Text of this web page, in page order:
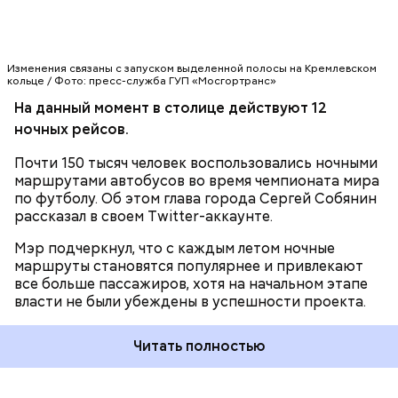
Изменения связаны с запуском выделенной полосы на Кремлевском
кольце / Фото: пресс-служба ГУП «Мосгортранс»
На данный момент в столице действуют 12
ночных рейсов.
Почти 150 тысяч человек воспользовались ночными
маршрутами автобусов во время чемпионата мира
по футболу. Об этом глава города Сергей Собянин
рассказал в своем Twitter-аккаунте.
Мэр подчеркнул, что с каждым летом ночные
маршруты становятся популярнее и привлекают
все больше пассажиров, хотя на начальном этапе
власти не были убеждены в успешности проекта.
Читать полностью
КСТАТИ
записываться к врачу в любой поликлинике города
без предъявления медицинского полиса.
Держателями соцкарты являются около 5,1
миллиона человек.